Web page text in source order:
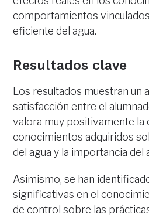
comportamientos
eficiente del agua.
Resultados clave
Los resultados muestran un
satisfacción entre el
valora muy positivamente la
conocimientos adquiridos
del agua y la importancia del
Asimismo, se han
significativas en el
de control sobre las